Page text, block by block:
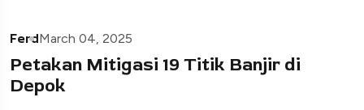
FerdMarch 04, 2025
Petakan Mitigasi 19 Titik Banjir di
Depok